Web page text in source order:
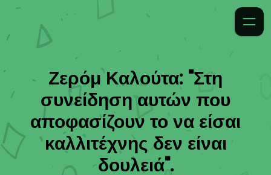
Ζερόμ Καλούτα: "Στη
συνείδηση αυτών που
αποφασίζουν το να είσαι
καλλιτέχνης δεν είναι
δουλειά".